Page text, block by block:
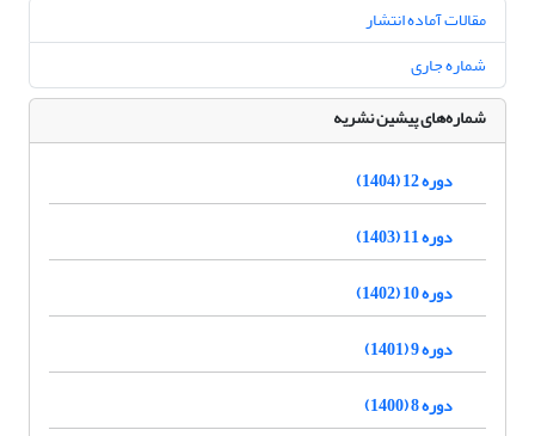
مقالات آماده انتشار
شماره جاری
شماره‌های پیشین نشریه
دوره 12 (1404)
دوره 11 (1403)
دوره 10 (1402)
دوره 9 (1401)
دوره 8 (1400)